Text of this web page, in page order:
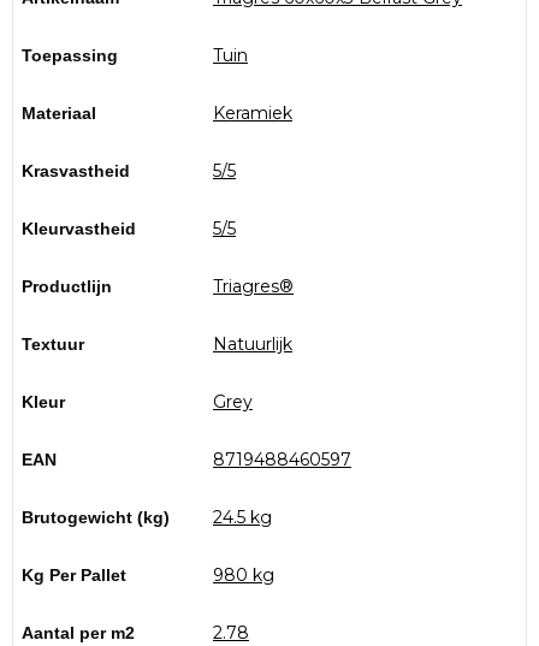
Toepassing Tuin
Materiaal Keramiek
Krasvastheid 5/5
Kleurvastheid 5/5
Productlijn Triagres®
Textuur Natuurlijk
Kleur Grey
EAN 8719488460597
Brutogewicht (kg) 24.5 kg
Kg Per Pallet 980 kg
Aantal per m2 2.78